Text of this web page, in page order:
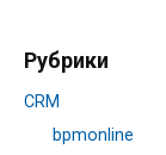
Рубрики
CRM
bpmonline